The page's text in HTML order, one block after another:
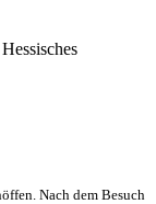
Nach dem Besuch